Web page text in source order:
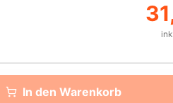
In den Warenkorb